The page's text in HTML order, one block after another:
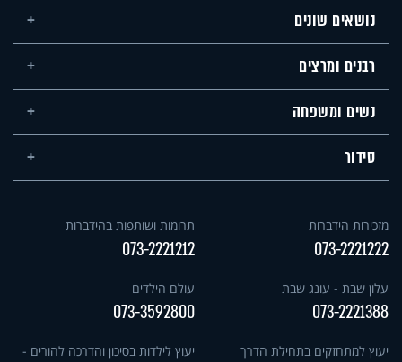
נושאים שונים
רבנים ומרצים
נשים ומשפחה
סידור
מזכירות הידברות
073-2221222
תרומות ושותפות בהידברות
073-2221212
עלון שבת - עונג שבת
073-2221388
עולם הילדים
073-3592800
יעוץ למתחזקים בתחילת הדרך
יעוץ לילדות בסיכון והדרכה להורים -